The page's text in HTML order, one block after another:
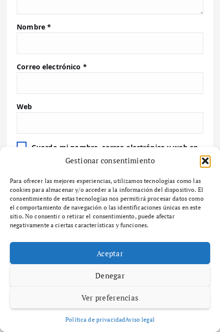
Gestionar consentimiento
Para ofrecer las mejores experiencias, utilizamos tecnologías como las
cookies para almacenar y/o acceder a la información del dispositivo. El
consentimiento de estas tecnologías nos permitirá procesar datos como
el comportamiento de navegación o las identificaciones únicas en este
sitio. No consentir o retirar el consentimiento, puede afectar
negativamente a ciertas características y funciones.
Aceptar
Denegar
Ver preferencias
Política de privacidadAviso legal
Nombre*
Correo electrónico *
Web
Guarda mi nombre, correo electrónico y web en
este navegador para la próxima vez que comente.
Buscar
de A Coruña a través de su gastronomía